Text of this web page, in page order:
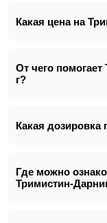
Какая цена на
От чего
г?
Какая дозировка
Где можно
Тримистин-